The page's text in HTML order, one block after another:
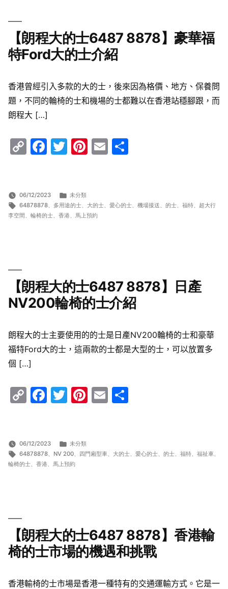
【朗程大的士6487 8878】豪華福
特Ford大的士介紹
香港曾經引入多款的大的士，後來因為格價、地方、保養問
題，不同的輪椅的士和機場的士都難以在香港站穩腳跟，而
朗程大 […]
CopyFacebook
Twitter
Pinterest
Email
06/12/2023
分
類:
未分類
標
籤:
64878878、 多用途的士、 大的士、 愛心的士、 機場接送、 的士、 福特、 超大行
李空間、 輪椅的士、 香港、 馬上預約
【朗程大的士6487 8878】日產
NV200輪椅的士介紹
朗程大的士主要使用的的士是日產NV200輪椅的士和豪華
福特Ford大的士，這兩款的士都是大型的士，可以放置多
個 […]
CopyFacebook
Twitter
Pinterest
Email
06/12/2023
分
類:
未分類
標
籤:
64878878、 NV 200、 四門廂型車、 大的士、 愛心的士、 的士、 福特、 福祉車、
輪椅的士、 香港、 馬上預約
【朗程大的士6487 8878】香港輸
椅的士市場的機遇和挑戰
香港輸椅的士市場是香港一種特有的交通運輸方式。它是一